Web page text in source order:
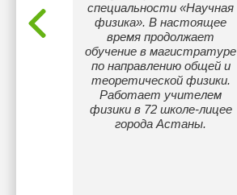
ЕНТ.
специальности «Научная
физика». В настоящее
время продолжает
обучение в магистратуре
по направлению общей и
теоретической физики.
Работает учителем
физики в 72 школе-лицее
города Астаны.